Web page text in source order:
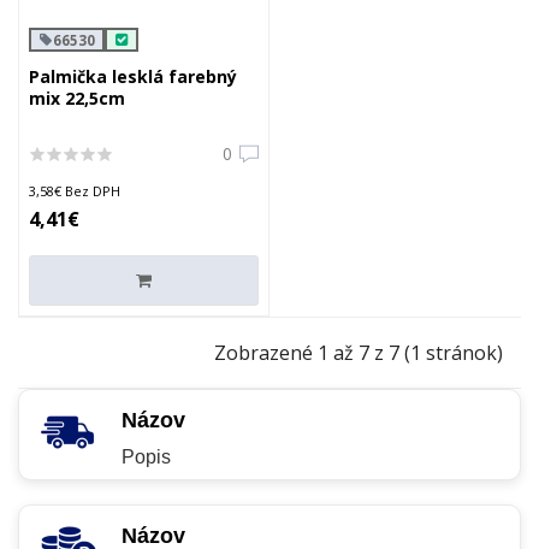
66530
Palmička lesklá farebný
mix 22,5cm
0
3,58€ Bez DPH
4,41€
Zobrazené 1 až 7 z 7 (1 stránok)
Názov
Popis
Názov